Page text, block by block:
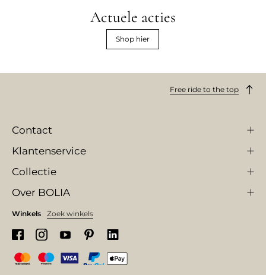
Actuele acties
Shop hier
Free ride to the top
Contact
Klantenservice
Collectie
Over BOLIA
Winkels Zoek winkels